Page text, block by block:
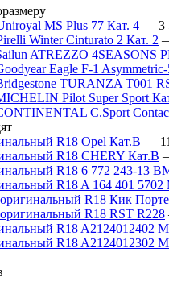
MS Plus 77 Кат. 4 — 3
Winter Cinturato 2 Кат. 2
ATREZZO 4SEASONS
Eagle F-1
TURANZA T001
Pilot Super Sport
C.Sport
R18 Opel Кат.В —
R18 CHERY Кат.В
R18 6 772 243-13
R18 A 164 401 5702
R18 Кик
R18 RST R228
R18 A2124012402
R18 A2124012302